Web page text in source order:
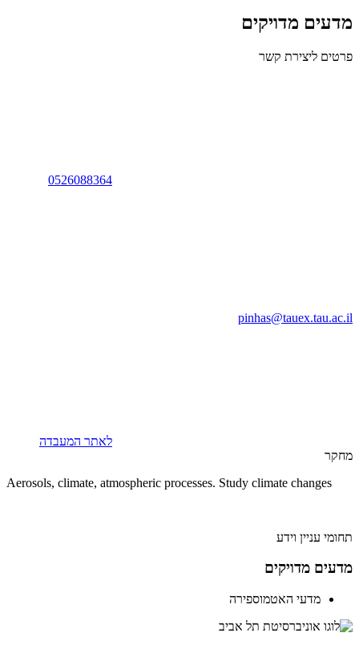
מדעים מדויקים
פרטים ליצירת קשר
0526088364
pinhas@tauex.tau.ac.il
לאתר המעבדה
מחקר
Aerosols, climate, atmospheric processes. Study climate changes
תחומי עניין וידע
מדעים מדויקים
מדעי האטמוספירה